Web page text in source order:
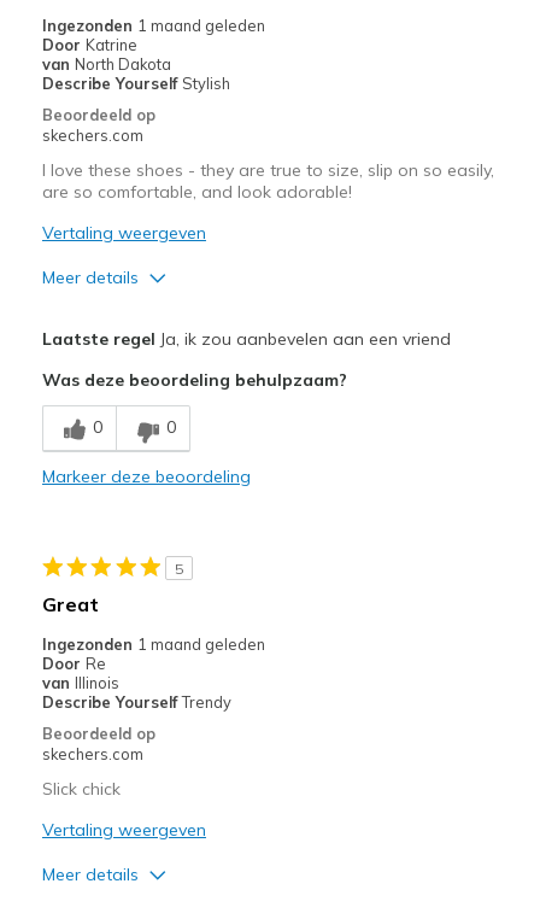
de
migratiegeschiedenis
van
de
page_id
bezoeken.
Ingezonden 1 maand geleden
Door Katrine
van North Dakota
Describe Yourself Stylish
Beoordeeld op
skechers.com
I love these shoes - they are true to size, slip on so easily,
are so comfortable, and look adorable!
Vertaling weergeven
Meer details
Breathe Well
Comfortable
Minpunten
Beste toepassingen
Travel
Sizing
Feels true to size
View On Shoes
Laatste regel Ja, ik zou aanbevelen aan een vriend
Was deze beoordeling behulpzaam?
0 0
Markeer deze beoordeling
5
Great
Ingezonden 1 maand geleden
Door Re
van Illinois
Describe YourselfTrendy
Beoordeeld op
skechers.com
Slick chick
Vertaling weergeven
Meer details